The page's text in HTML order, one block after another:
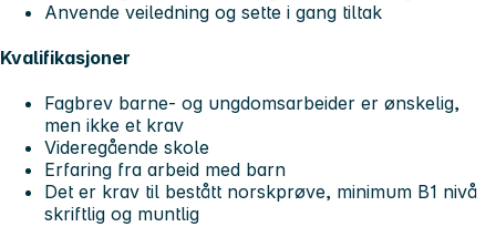
Anvende veiledning og sette i gang tiltak
Kvalifikasjoner
Fagbrev barne- og ungdomsarbeider er ønskelig,
men ikke et krav
Videregående skole
Erfaring fra arbeid med barn
Det er krav til bestått norskprøve, minimum B1 nivå
skriftlig og muntlig